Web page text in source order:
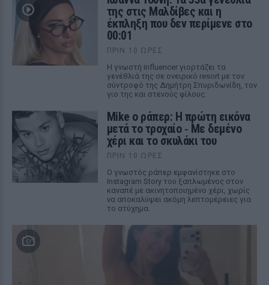
της στις Μαλδίβες και η
έκπληξη που δεν περίμενε στο
00:01
ΠΡΙΝ 10 ΏΡΕΣ
Η γνωστή influencer γιορτάζει τα
γενέθλιά της σε ονειρικό resort με τον
σύντροφό της Δημήτρη Σπυριδωνίδη, τον
γιο της και στενούς φίλους.
Mike ο ράπερ: Η πρώτη εικόνα
μετά το τροχαίο ‑ Με δεμένο
χέρι και το σκυλάκι του
ΠΡΙΝ 10 ΏΡΕΣ
Ο γνωστός ράπερ εμφανίστηκε στο
Instagram Story του ξαπλωμένος στον
καναπέ με ακινητοποιημένο χέρι, χωρίς
να αποκαλύψει ακόμη λεπτομέρειες για
το ατύχημα.